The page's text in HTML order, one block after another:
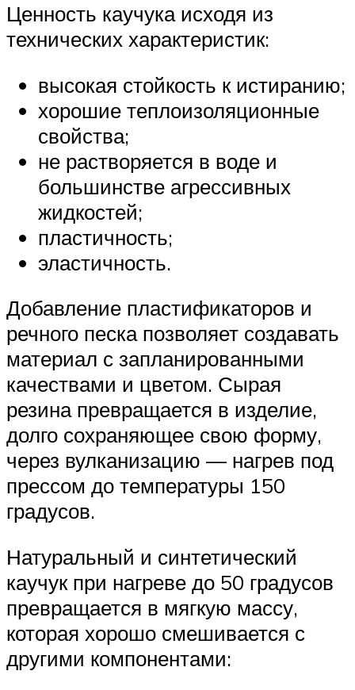
Ценность каучука исходя из
технических характеристик:
высокая стойкость к истиранию;
хорошие теплоизоляционные
свойства;
не растворяется в воде и
большинстве агрессивных
жидкостей;
пластичность;
эластичность.
Добавление пластификаторов и
речного песка позволяет создавать
материал с запланированными
качествами и цветом. Сырая
резина превращается в изделие,
долго сохраняющее свою форму,
через вулканизацию — нагрев под
прессом до температуры 150
градусов.
Натуральный и синтетический
каучук при нагреве до 50 градусов
превращается в мягкую массу,
которая хорошо смешивается с
другими компонентами: